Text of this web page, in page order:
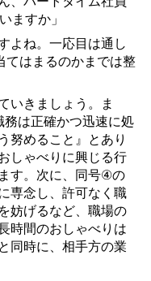
ますか」
よね。一応目は通し
てはまるのかまでは整
いきましょう。ま
務は正確かつ迅速に処
努めること』とあり
しゃべりに興じる行
す。次に、同号④の
専念し、許可なく職
妨げるなど、職場の
時間のおしゃべりは
同時に、相手方の業